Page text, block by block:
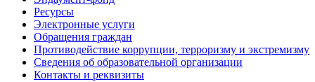
Ресурсы
Электронные услуги
Обращения граждан
Противодействие коррупции, терроризму и экстремизму
Сведения об образовательной организации
Контакты и реквизиты